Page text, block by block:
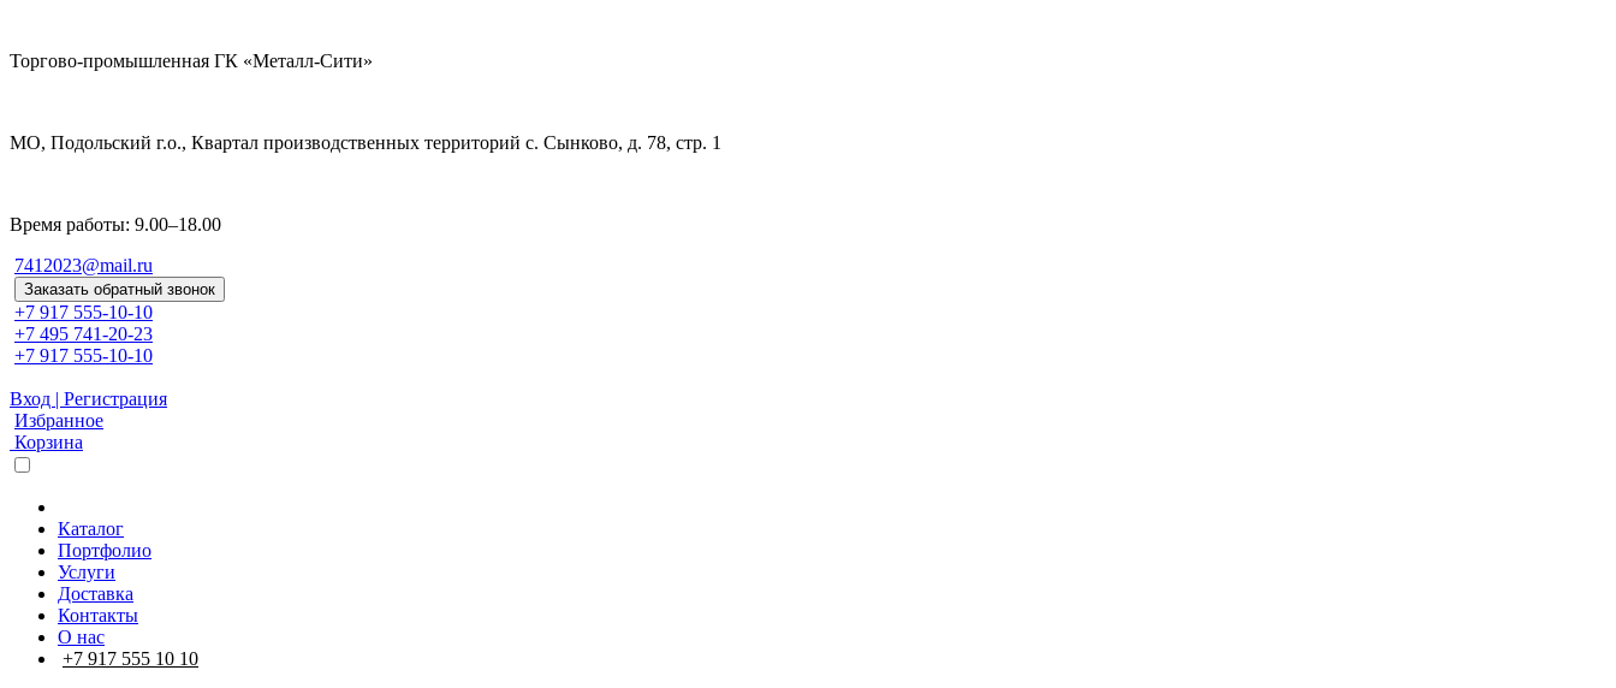
Торгово-промышленная ГК «Металл-Сити»
МО, Подольский г.о., Квартал производственных территорий с. Сынково, д. 78, стр. 1
Время работы: 9.00–18.00
7412023@mail.ru
Заказать обратный звонок
+7 917 555-10-10
+7 495 741-20-23
+7 917 555-10-10
Вход | Регистрация
Избранное
Корзина
Каталог
Портфолио
Услуги
Доставка
Контакты
О нас
+7 917 555 10 10